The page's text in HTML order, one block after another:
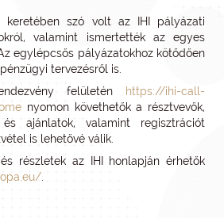
keretében szó volt az IHI pályázati
valamint ismertették az egyes
egylépcsős pályázatokhoz kötődően
tervezésről is.
felületén
https://ihi-call-
nyomon követhetők a résztvevők,
ajánlatok, valamint regisztrációt
is lehetővé válik.
részletek az IHI honlapján érhetők